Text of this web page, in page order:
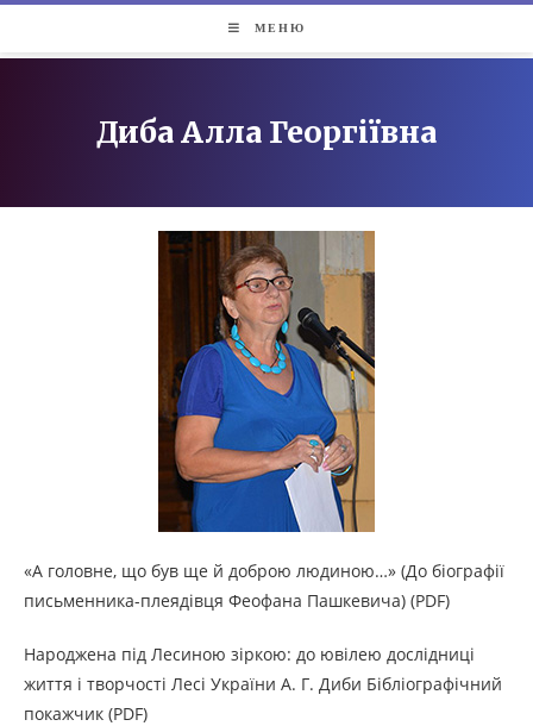
МЕНЮ
Диба Алла Георгіївна
«А головне, що був ще й доброю людиною…» (До біографії
письменника-плеядівця Феофана Пашкевича) (PDF)
Народжена під Лесиною зіркою: до ювілею дослідниці
життя і творчості Лесі України А. Г. Диби Бібліографічний
покажчик (PDF)